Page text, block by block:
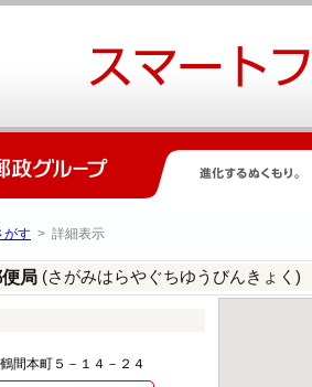
がす > 詳細表示
局 (さがみはらやぐちゆうびんきょく)
間本町５－１４－２４